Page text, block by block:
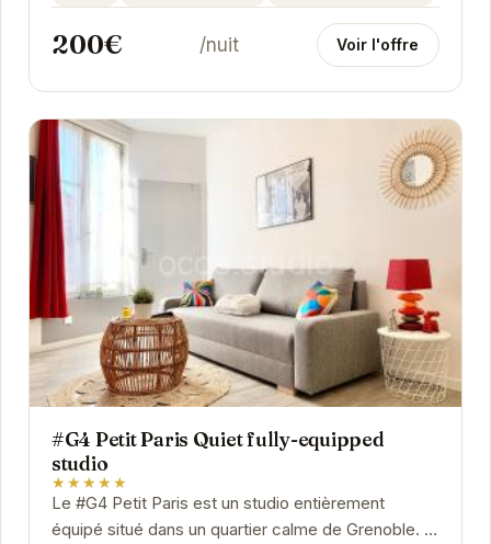
200€ /nuit Voir l'offre
#G4 Petit Paris Quiet fully-equipped
studio
★★★★★
Le #G4 Petit Paris est un studio entièrement
équipé situé dans un quartier calme de Grenoble. Il